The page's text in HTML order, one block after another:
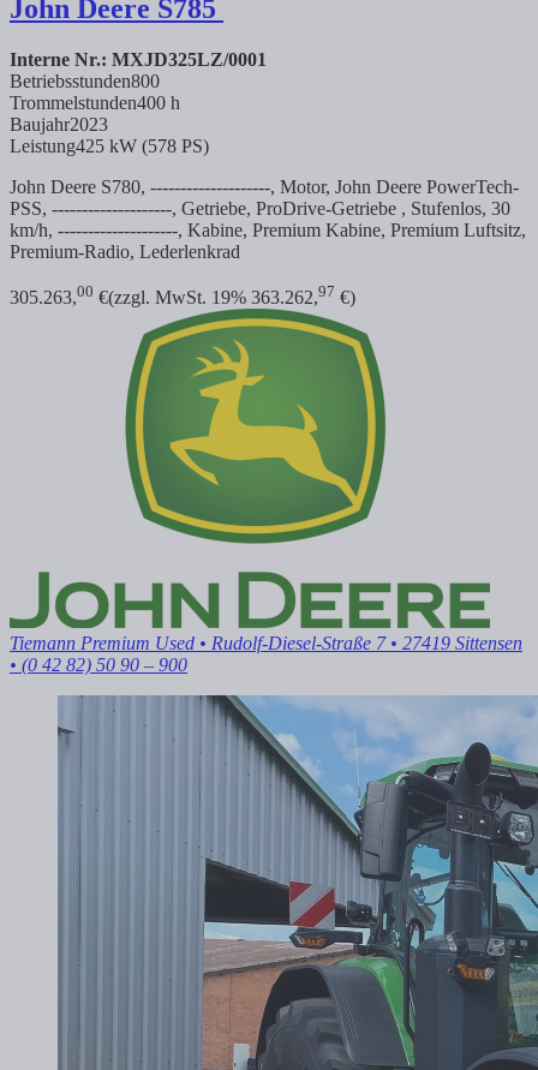
John Deere S785
Interne Nr.: MXJD325LZ/0001
Betriebsstunden800
Trommelstunden400 h
Baujahr2023
Leistung425 kW (578 PS)
John Deere S780, --------------------, Motor, John Deere PowerTech-
PSS, --------------------, Getriebe, ProDrive-Getriebe , Stufenlos, 30
km/h, --------------------, Kabine, Premium Kabine, Premium Luftsitz,
Premium-Radio, Lederlenkrad
305.263,00 €(zzgl. MwSt. 19% 363.262,97 €)
Tiemann Premium Used • Rudolf-Diesel-Straße 7 • 27419 Sittensen
• (0 42 82) 50 90 – 900